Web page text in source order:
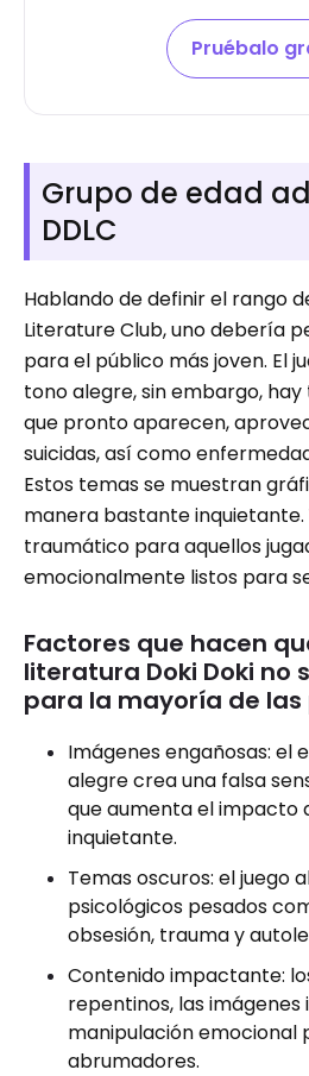
Pruébalo
Grupo de edad
DDLC
Hablando de definir el rango
Literature Club, uno debería
para el público más joven. El
tono alegre, sin embargo,
que pronto aparecen,
suicidas, así como
Estos temas se muestran
manera bastante inquietante.
traumático para aquellos
emocionalmente listos para
Factores que hacen
literatura Doki Doki no
para la mayoría de las
Imágenes engañosas: el
alegre crea una falsa
que aumenta el impacto
inquietante.
Temas oscuros: el juego
psicológicos pesados
obsesión, trauma y
Contenido impactante:
repentinos, las
manipulación emocional
abrumadores.